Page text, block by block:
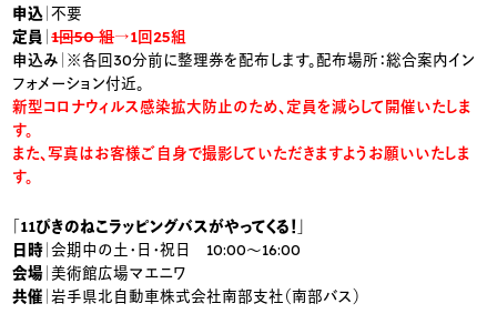
申込 ｜不要
定員 ｜1回50 組→1回25組
申込み｜ ※各回30分前に整理券を配布します。配布場所：総合案内イン
フォメーション付近。
新型コロナウィルス感染拡大防止のため、定員を減らして開催いたしま
す。
また、写真はお客様ご自身で撮影していただきますようお願いいたしま
す。
「11ぴきのねこラッピングバスがやってくる！」
日時 ｜会期中の土・日・祝日 10:00～16:00
会場 ｜美術館広場マエニワ
共催 ｜岩手県北自動車株式会社南部支社（南部バス）